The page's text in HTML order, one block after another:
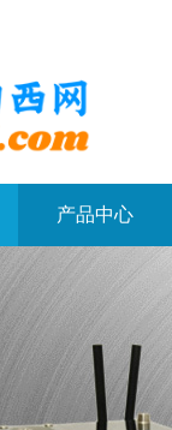
产品中心